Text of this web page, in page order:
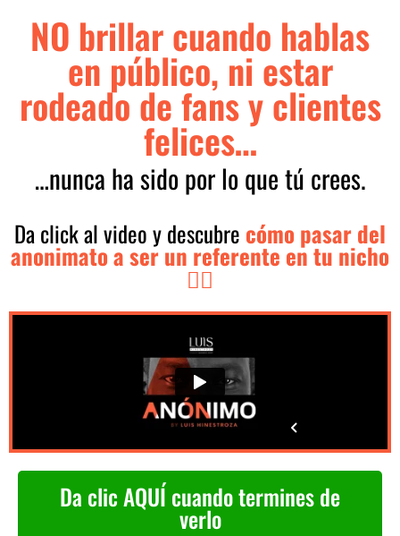
NO brillar cuando hablas
en público, ni estar
rodeado de fans y clientes
felices…
…nunca ha sido por lo que tú crees.
Da click al video y descubre cómo pasar del
anonimato a ser un referente en tu nicho
👇🏼
Da clic AQUÍ cuando termines de
verlo